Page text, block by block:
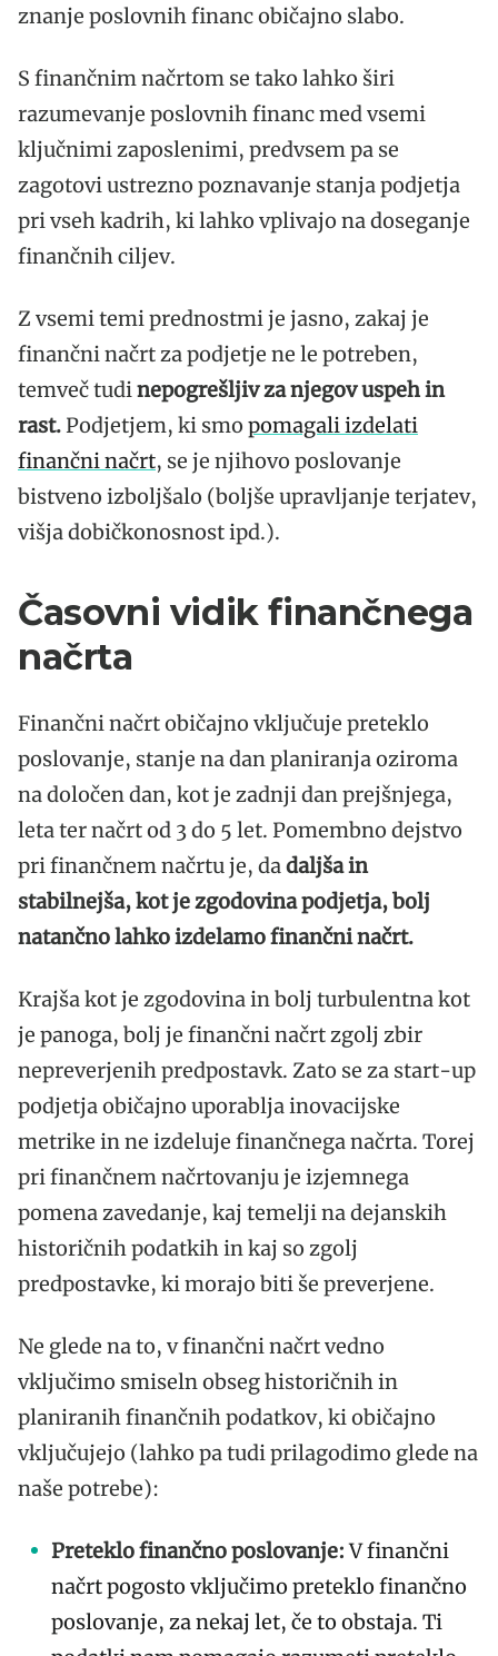
znanje poslovnih financ običajno slabo.
S finančnim načrtom se tako lahko širi
razumevanje poslovnih financ med vsemi
ključnimi zaposlenimi, predvsem pa se
zagotovi ustrezno poznavanje stanja podjetja
pri vseh kadrih, ki lahko vplivajo na doseganje
finančnih ciljev.
Z vsemi temi prednostmi je jasno, zakaj je
finančni načrt za podjetje ne le potreben,
temveč tudi nepogrešljiv za njegov uspeh in
rast. Podjetjem, ki smo pomagali izdelati
finančni načrt, se je njihovo poslovanje
bistveno izboljšalo (boljše upravljanje terjatev,
višja dobičkonosnost ipd.).
Časovni vidik finančnega
načrta
Finančni načrt običajno vključuje preteklo
poslovanje, stanje na dan planiranja oziroma
na določen dan, kot je zadnji dan prejšnjega,
leta ter načrt od 3 do 5 let. Pomembno dejstvo
pri finančnem načrtu je, da daljša in
stabilnejša, kot je zgodovina podjetja, bolj
natančno lahko izdelamo finančni načrt.
Krajša kot je zgodovina in bolj turbulentna kot
je panoga, bolj je finančni načrt zgolj zbir
nepreverjenih predpostavk. Zato se za start-up
podjetja običajno uporablja inovacijske
metrike in ne izdeluje finančnega načrta. Torej
pri finančnem načrtovanju je izjemnega
pomena zavedanje, kaj temelji na dejanskih
historičnih podatkih in kaj so zgolj
predpostavke, ki morajo biti še preverjene.
Ne glede na to, v finančni načrt vedno
vključimo smiseln obseg historičnih in
planiranih finančnih podatkov, ki običajno
vključujejo (lahko pa tudi prilagodimo glede na
naše potrebe):
Preteklo finančno poslovanje:V finančni
načrt pogosto vključimo preteklo finančno
poslovanje, za nekaj let, če to obstaja. Ti